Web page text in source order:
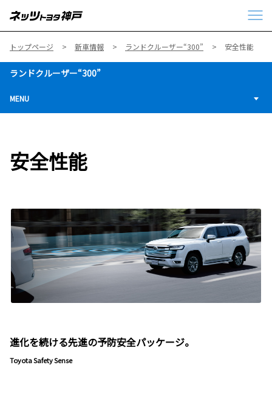
トップページ 新車情報 ランドクルーザー“300” 安全性能
ランドクルーザー“300”
MENU
安全性能
進化を続ける先進の予防安全パッケージ。
Toyota Safety Sense